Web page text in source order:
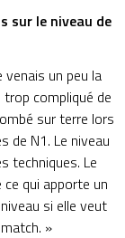
sur le niveau de
venais un peu la
compliqué de
sur terre lors
de N1. Le niveau
techniques. Le
qui apporte un
si elle veut
»